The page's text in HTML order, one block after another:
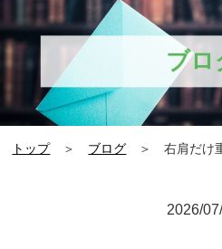
院紹介・アクセス
症状別施術メ
交通事故|むち打ち
肩こり
ブロ
トップ＞ ブログ ＞ 右肩だけ
2026/